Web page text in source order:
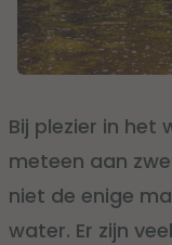
Bij plezier in het
meteen aan
niet de enige
water. Er zijn